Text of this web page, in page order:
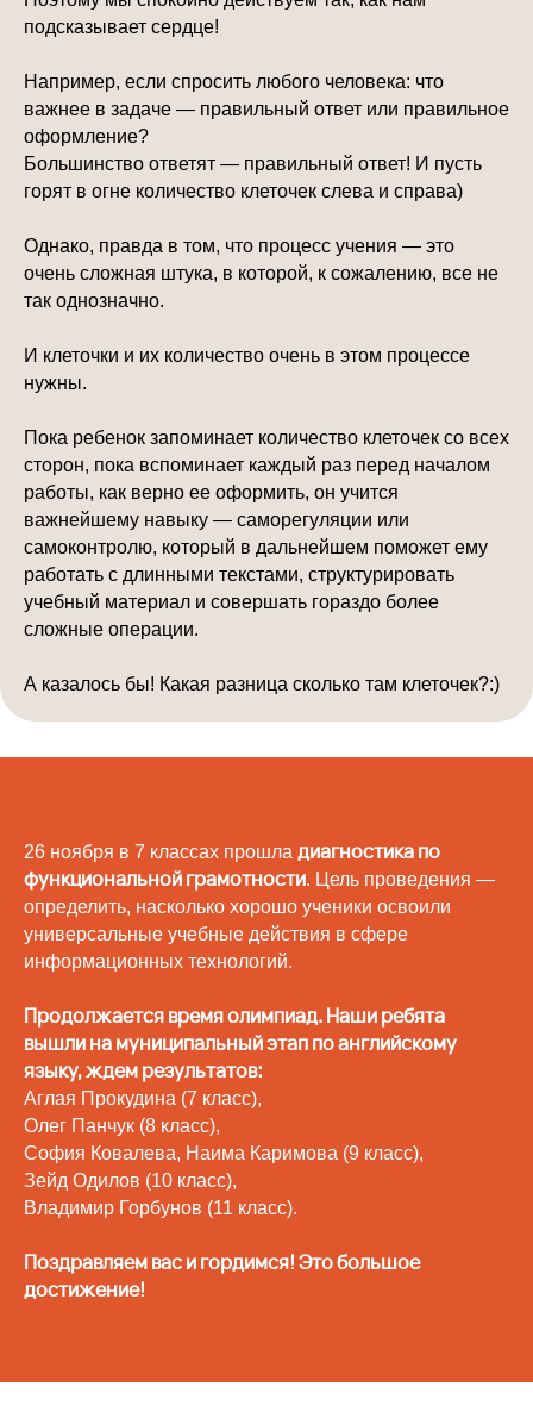
подсказывает сердце!
Например, если спросить любого человека: что
важнее в задаче — правильный ответ или правильное
оформление?
Большинство ответят — правильный ответ! И пусть
горят в огне количество клеточек слева и справа)
Однако, правда в том, что процесс учения — это
очень сложная штука, в которой, к сожалению, все не
так однозначно.
И клеточки и их количество очень в этом процессе
нужны.
Пока ребенок запоминает количество клеточек со всех
сторон, пока вспоминает каждый раз перед началом
работы, как верно ее оформить, он учится
важнейшему навыку — саморегуляции или
самоконтролю, который в дальнейшем поможет ему
работать с длинными текстами, структурировать
учебный материал и совершать гораздо более
сложные операции.
А казалось бы! Какая разница сколько там клеточек?:)
26 ноября в 7 классах прошла диагностика по
функциональной грамотности. Цель проведения —
определить, насколько хорошо ученики освоили
универсальные учебные действия в сфере
информационных технологий.
Продолжается время олимпиад. Наши ребята
вышли на муниципальный этап по английскому
языку, ждем результатов:
Аглая Прокудина (7 класс),
Олег Панчук (8 класс),
София Ковалева, Наима Каримова (9 класс),
Зейд Одилов (10 класс),
Владимир Горбунов (11 класс).
Поздравляем вас и гордимся! Это большое
достижение!